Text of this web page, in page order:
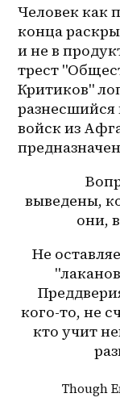
Человек как
конца
и не в
трест
Критиков"
разнесшийся
войск из
выведены,
они,
Не
кого-то, не
кто учит
Though